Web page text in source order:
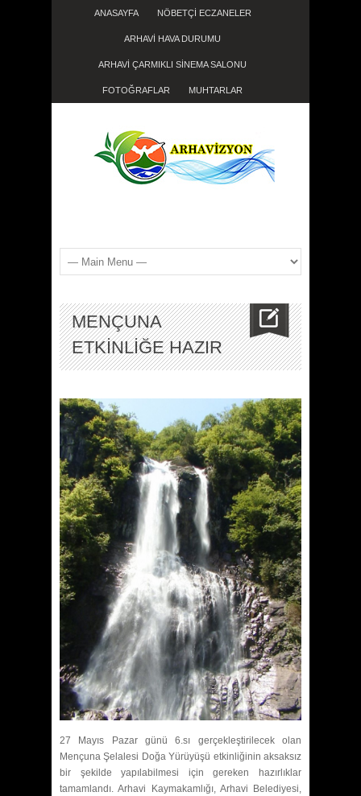
ANASAYFA NÖBETÇİ ECZANELER
ARHAVİ HAVA DURUMU
ARHAVİ ÇARMIKLI SİNEMA SALONU
FOTOĞRAFLAR MUHTARLAR
MENÇUNA
ETKİNLİĞE HAZIR
27 Mayıs Pazar günü 6.sı gerçekleştirilecek olan
Mençuna Şelalesi Doğa Yürüyüşü etkinliğinin aksaksız
bir şekilde yapılabilmesi için gereken hazırlıklar
tamamlandı. Arhavi Kaymakamlığı, Arhavi Belediyesi,